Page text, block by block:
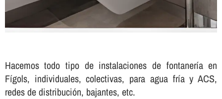
Hacemos todo tipo de instalaciones de fontanerí­a en
Fígols, individuales, colectivas, para agua frí­a y ACS,
redes de distribución, bajantes, etc.